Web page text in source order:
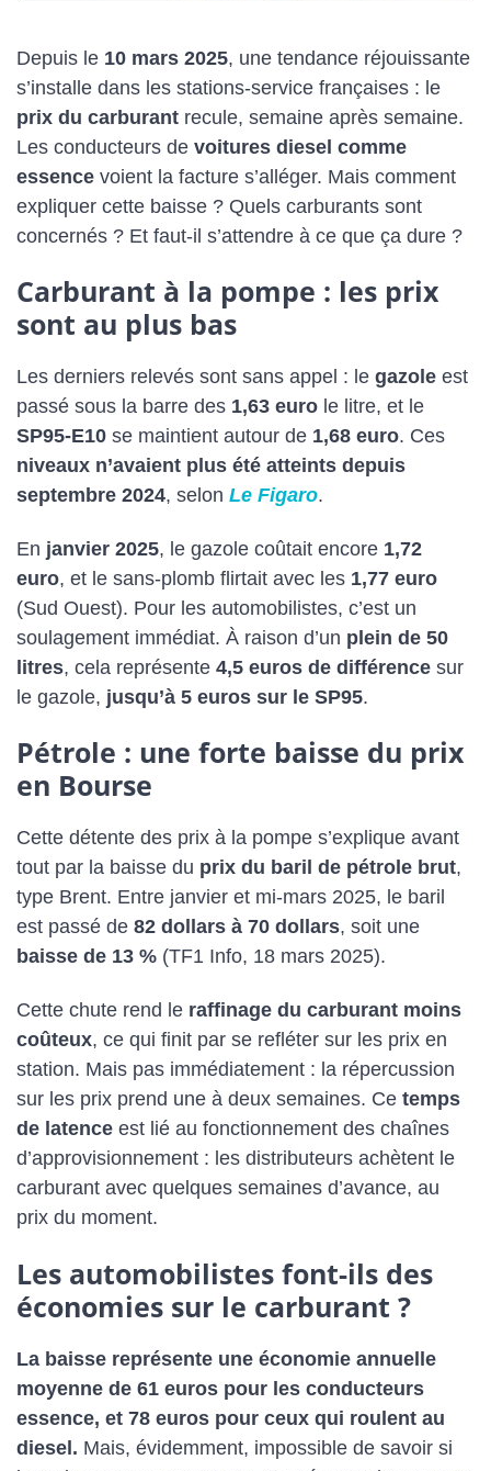
Depuis le 10 mars 2025, une tendance réjouissante
s’installe dans les stations-service françaises : le
prix du carburant recule, semaine après semaine.
Les conducteurs de voitures diesel comme
essence voient la facture s’alléger. Mais comment
expliquer cette baisse ? Quels carburants sont
concernés ? Et faut-il s’attendre à ce que ça dure ?
Carburant à la pompe : les prix
sont au plus bas
Les derniers relevés sont sans appel : le gazole est
passé sous la barre des 1,63 euro le litre, et le
SP95-E10 se maintient autour de 1,68 euro. Ces
niveaux n’avaient plus été atteints depuis
septembre 2024, selon Le Figaro.
En janvier 2025, le gazole coûtait encore 1,72
euro, et le sans-plomb flirtait avec les 1,77 euro
(Sud Ouest). Pour les automobilistes, c’est un
soulagement immédiat. À raison d’un plein de 50
litres, cela représente 4,5 euros de différence sur
le gazole, jusqu’à 5 euros sur le SP95.
Pétrole : une forte baisse du prix
en Bourse
Cette détente des prix à la pompe s’explique avant
tout par la baisse du prix du baril de pétrole brut,
type Brent. Entre janvier et mi-mars 2025, le baril
est passé de 82 dollars à 70 dollars, soit une
baisse de 13 % (TF1 Info, 18 mars 2025).
Cette chute rend le raffinage du carburant moins
coûteux, ce qui finit par se refléter sur les prix en
station. Mais pas immédiatement : la répercussion
sur les prix prend une à deux semaines. Ce temps
de latence est lié au fonctionnement des chaînes
d’approvisionnement : les distributeurs achètent le
carburant avec quelques semaines d’avance, au
prix du moment.
Les automobilistes font-ils des
économies sur le carburant ?
La baisse représente une économie annuelle
moyenne de 61 euros pour les conducteurs
essence, et 78 euros pour ceux qui roulent au
diesel. Mais, évidemment, impossible de savoir si